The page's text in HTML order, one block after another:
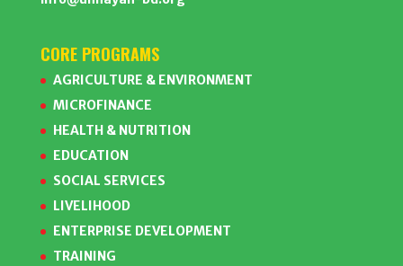
CORE PROGRAMS
AGRICULTURE & ENVIRONMENT
MICROFINANCE
HEALTH & NUTRITION
EDUCATION
SOCIAL SERVICES
LIVELIHOOD
ENTERPRISE DEVELOPMENT
TRAINING